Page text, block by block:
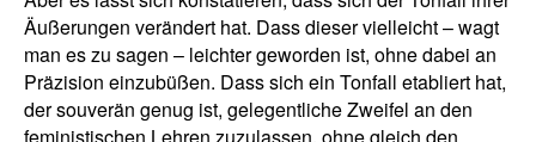
Äußerungen verändert hat. Dass dieser vielleicht – wagt
man es zu sagen – leichter geworden ist, ohne dabei an
Präzision einzubüßen. Dass sich ein Tonfall etabliert hat,
der souverän genug ist, gelegentliche Zweifel an den